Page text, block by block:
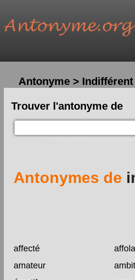
Antonyme > Indifférent
Trouver l'antonyme de
Antonymes de
affecté
amateur